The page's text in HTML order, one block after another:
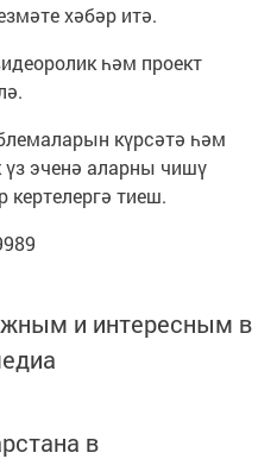
хәбәр итә.
һәм проект
күрсәтә һәм
эченә аларны чишү
кертелергә тиеш.
и интересным в
в